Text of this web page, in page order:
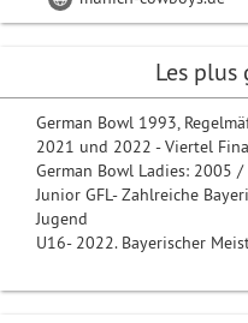
Les plus
German Bowl 1993,
2021 und 2022 - Viertel
German Bowl Ladies: 2005
Junior GFL- Zahlreiche
Jugend
U16- 2022. Bayerischer